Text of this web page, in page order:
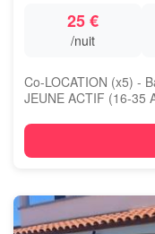
25 €
/nuit
Co-LOCATION (x5) -
JEUNE ACTIF (16-35